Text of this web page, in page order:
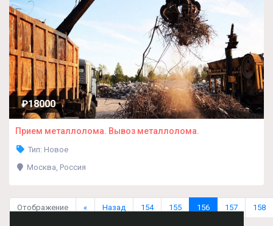
₽18000
Прием металлолома. Вывоз металлолома.
Тип: Новое
Москва, Россия
Отображение
« Назад 154 155 156 157 158